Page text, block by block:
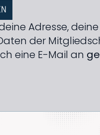
Adresse,
der
eine E-Mail an